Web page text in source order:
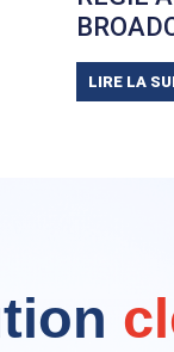
LIRE LA